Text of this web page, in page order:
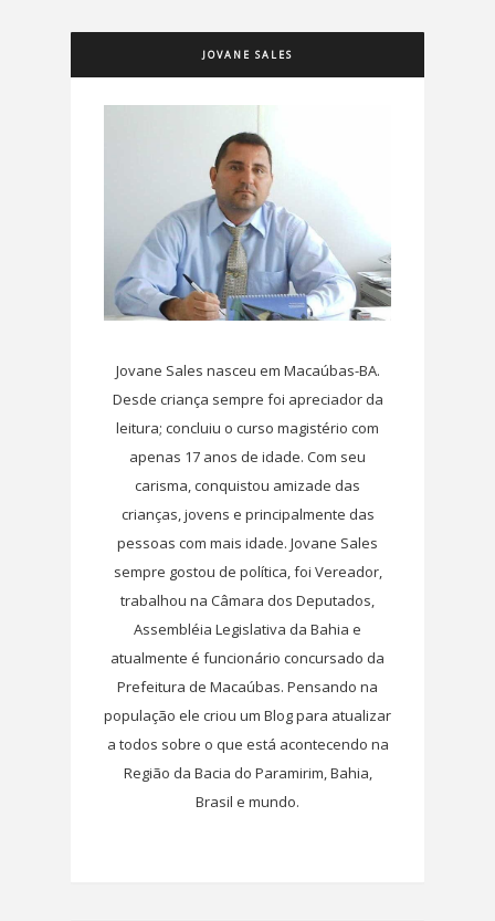
JOVANE SALES
Jovane Sales nasceu em Macaúbas-BA.
Desde criança sempre foi apreciador da
leitura; concluiu o curso magistério com
apenas 17 anos de idade. Com seu
carisma, conquistou amizade das
crianças, jovens e principalmente das
pessoas com mais idade. Jovane Sales
sempre gostou de política, foi Vereador,
trabalhou na Câmara dos Deputados,
Assembléia Legislativa da Bahia e
atualmente é funcionário concursado da
Prefeitura de Macaúbas. Pensando na
população ele criou um Blog para atualizar
a todos sobre o que está acontecendo na
Região da Bacia do Paramirim, Bahia,
Brasil e mundo.